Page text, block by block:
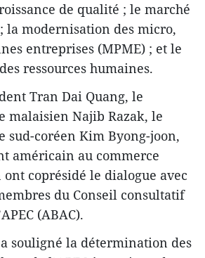
de qualité ; le marché
modernisation des micro,
entreprises (MPME) ; et le
ressources humaines.
Tran Dai Quang, le
malaisien Najib Razak, le
sud-coréen Kim Byong-joon,
américain au commerce
coprésidé le dialogue avec
du Conseil consultatif
(ABAC).
souligné la détermination des